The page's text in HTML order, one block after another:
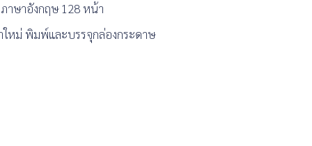
าษาอังกฤษ 128 หน้า
หม่ พิมพ์และบรรจุกล่องกระดาษ